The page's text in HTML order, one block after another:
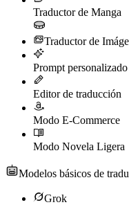
Traductor de Manga
Traductor de
Prompt personalizado
Editor de traducción
Modo E-Commerce
Modo Novela Ligera
Modelos básicos de
Grok